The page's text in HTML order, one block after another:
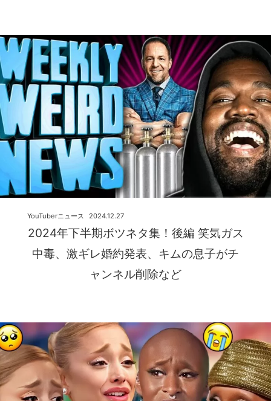
2024年下半期ボツネタ集！後編 笑気ガス
中毒、激ギレ婚約発表、キムの息子がチ
ャンネル削除など
2024.12.27
YouTuberニュース